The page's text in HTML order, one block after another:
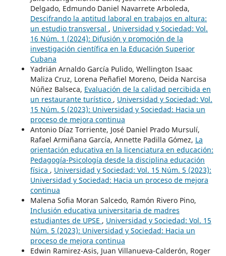
Delgado, Edmundo Daniel Navarrete Arboleda,
Descifrando la aptitud laboral en trabajos en altura:
un estudio transversal , Universidad y Sociedad: Vol.
16 Núm. 1 (2024): Difusión y promoción de la
investigación científica en la Educación Superior
Cubana
Yadrián Arnaldo García Pulido, Wellington Isaac
Maliza Cruz, Lorena Peñafiel Moreno, Deida Narcisa
Núñez Balseca, Evaluación de la calidad percibida en
un restaurante turístico , Universidad y Sociedad: Vol.
15 Núm. 5 (2023): Universidad y Sociedad: Hacia un
proceso de mejora continua
Antonio Díaz Torriente, José Daniel Prado Mursulí,
Rafael Armiñana García, Annette Padilla Gómez, La
orientación educativa en la licenciatura en educación:
Pedagogía-Psicología desde la disciplina educación
física , Universidad y Sociedad: Vol. 15 Núm. 5 (2023):
Universidad y Sociedad: Hacia un proceso de mejora
continua
Malena Sofia Moran Salcedo, Ramón Rivero Pino,
Inclusión educativa universitaria de madres
estudiantes de UPSE , Universidad y Sociedad: Vol. 15
Núm. 5 (2023): Universidad y Sociedad: Hacia un
proceso de mejora continua
Edwin Ramirez-Asis, Juan Villanueva-Calderón, Roger